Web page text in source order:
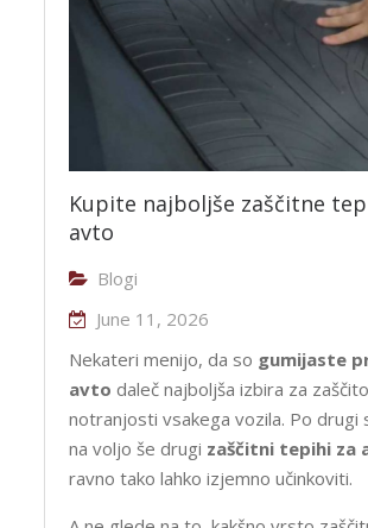
Kupite najboljše zaščitne
avto
Blogi
June 11, 2026
Nekateri menijo, da so gumijaste
avto daleč najboljša izbira za zaščito
notranjosti vsakega vozila. Po drugi
na voljo še drugi zaščitni tepihi za
ravno tako lahko izjemno učinkoviti.